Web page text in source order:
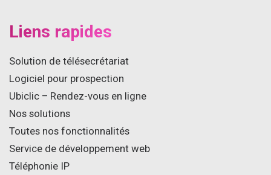
Liens rapides
Solution de télésecrétariat
Logiciel pour prospection
Ubiclic – Rendez-vous en ligne
Nos solutions
Toutes nos fonctionnalités
Service de développement web
Téléphonie IP